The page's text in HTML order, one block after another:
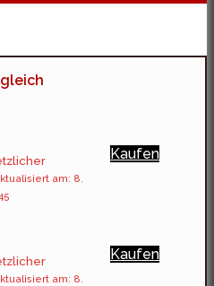
am: 8.
Kaufen
am: 8.
Kaufen